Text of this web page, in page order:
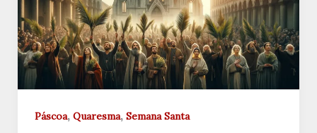
Páscoa, Quaresma, Semana Santa